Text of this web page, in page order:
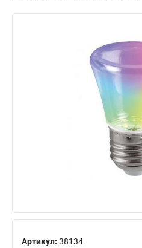
Артикул: 38134